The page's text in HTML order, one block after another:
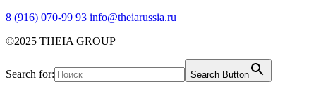
8 (916) 070-99 93 info@theiarussia.ru
©2025 THEIA GROUP
Search for: Search Button